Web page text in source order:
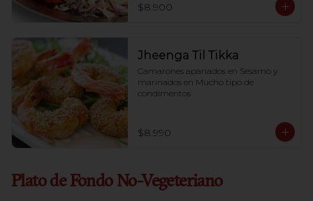
$8.900
Jheenga Til Tikka
Camarones apanados en Sesamo y
marinados en Mucho tipo de
condimentos
$8.990
Plato de Fondo No-Vegeteriano